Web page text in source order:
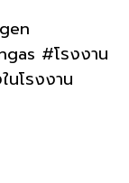
#โรงงาน
นโรงงาน